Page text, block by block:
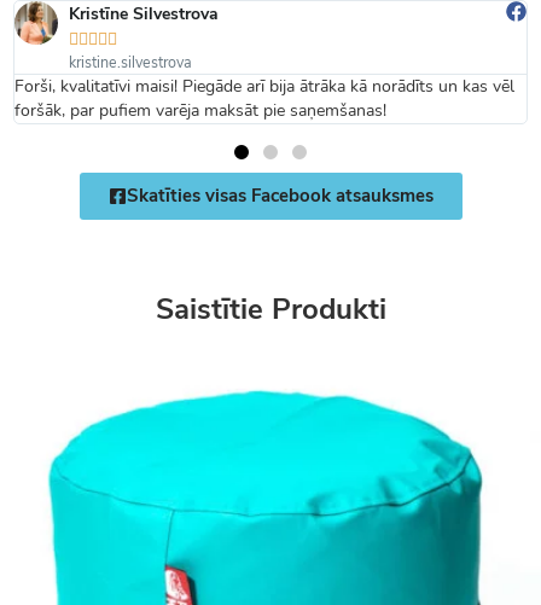
Kristīne Silvestrova
    
kristine.silvestrova
Forši, kvalitatīvi maisi! Piegāde arī bija ātrāka kā norādīts un kas vēl
foršāk, par pufiem varēja maksāt pie saņemšanas!
Skatīties visas Facebook atsauksmes
Saistītie Produkti